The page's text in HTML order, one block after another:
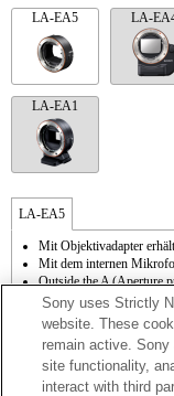
LA-EA5 LA-
LA-EA1
LA-EA5
Mit Objektivadapter
Mit dem internen
Outside the A (Aperture
shutter speed and the
Die Funktion
Abhängig von den
ungleichmäßig sein.
Wenn Sie das A-Mount-
Sony uses Strictly
website. These
remain active.
site functionality,
interact with third